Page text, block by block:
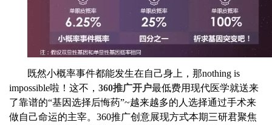
既然小概率事件都能发生在自己身上，那nothing is
impossible啦！这不， 360推广开户最低费用现代医学就送来
了靠谱的“基因选择后悔药”~越来越多的人选择通过手术来
做自己命运的主宰。360推广创意展现方式本期三研君聚焦